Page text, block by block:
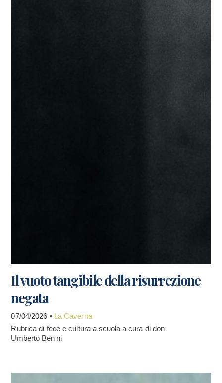
Il vuoto tangibile della risurrezione
negata
07/04/2026 • La Caverna
Rubrica di fede e cultura a scuola a cura di don
Umberto Benini